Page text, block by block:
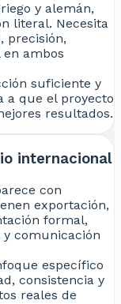
y alemán,
literal. Necesita
precisión,
ambos
suficiente y
a que el proyecto
resultados.
internacional
con
exportación,
formal,
comunicación
específico
consistencia y
reales de